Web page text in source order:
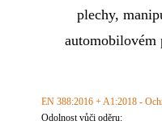
plechy,
automobilovém
EN 388:2016 + A1:2018 -
Odolnost vůči